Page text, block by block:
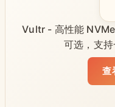
Vultr - 高性能
可选，支
查